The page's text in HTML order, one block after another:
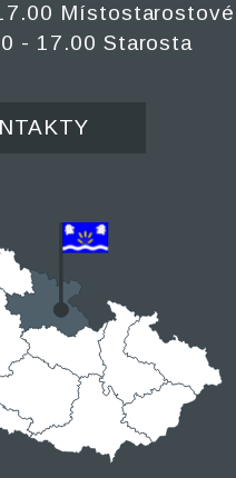
Místostarostové
- 17.00 Starosta